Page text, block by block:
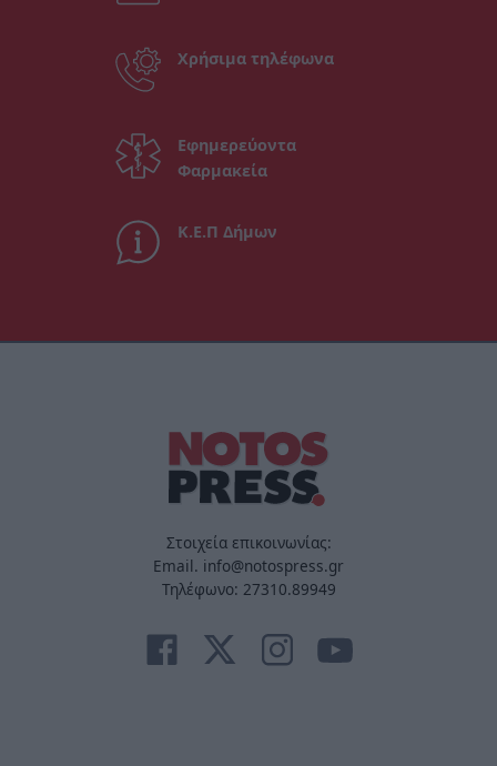
Χρήσιμα τηλέφωνα
Εφημερεύοντα
Φαρμακεία
Κ.Ε.Π Δήμων
Στοιχεία επικοινωνίας:
Email. info@notospress.gr
Τηλέφωνο: 27310.89949